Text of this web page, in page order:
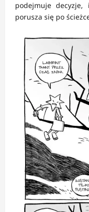
podejmuje
porusza się po